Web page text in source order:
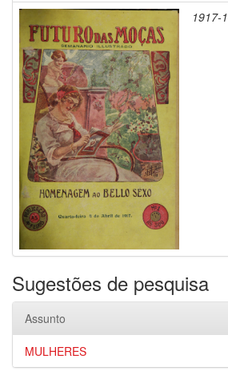
1917-
Sugestões de pesquisa
Assunto
MULHERES